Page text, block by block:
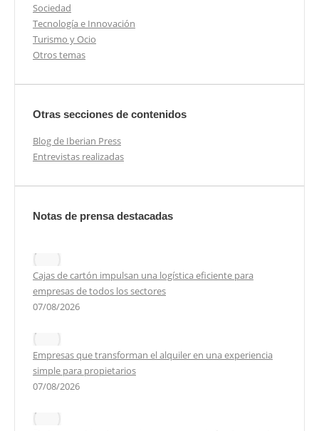
Sociedad
Tecnología e Innovación
Turismo y Ocio
Otros temas
Otras secciones de contenidos
Blog de Iberian Press
Entrevistas realizadas
Notas de prensa destacadas
Cajas de cartón impulsan una logística eficiente para
empresas de todos los sectores
07/08/2026
Empresas que transforman el alquiler en una experiencia
simple para propietarios
07/08/2026